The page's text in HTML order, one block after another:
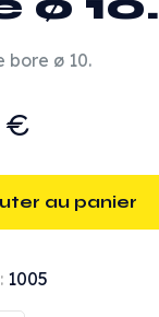
bore ø 10.
€
au panier
1005